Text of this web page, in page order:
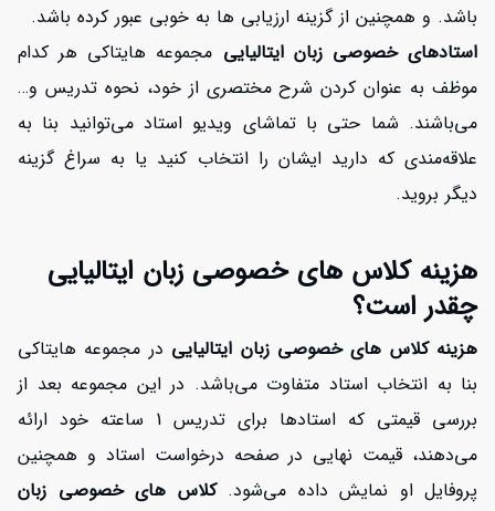
باشد. و همچنین از گزینه ارزیابی ها به خوبی عبور کرده باشد.
استادهای خصوصی زبان ایتالیایی مجموعه هایتاکی هر کدام
موظف به عنوان کردن شرح مختصری از خود، نحوه تدریس و…
می‌باشند. شما حتی با تماشای ویدیو استاد می‌توانید بنا به
علاقه‌مندی که دارید ایشان را انتخاب کنید یا به سراغ گزینه
دیگر بروید.
هزینه کلاس های خصوصی زبان ایتالیایی
چقدر است؟
هزینه کلاس های خصوصی زبان ایتالیایی در مجموعه هایتاکی
بنا به انتخاب استاد متفاوت می‌باشد. در این مجموعه بعد از
بررسی قیمتی که استادها برای تدریس 1 ساعته خود ارائه
می‌دهند، قیمت نهایی در صفحه درخواست استاد و همچنین
پروفایل او نمایش داده می‌شود.کلاس های خصوصی زبان